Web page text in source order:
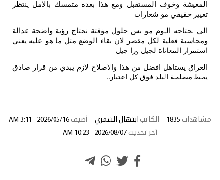
وخوف المستقبل ومع هذا بعده متمسك بالامل ينتظر
مو شعارات
اليوم مو بس حلول مؤقتة نحتاج رؤية واضحة عدالة
فعلية لكل مقصر لان بقاء الوضع مثل ما هو عليه يعني
لجيل ورا جيل
افضل من هذا والاصلاح لازم يبدي من قرار صادق
البلد فوق كل اعتبار..
1835 الكاتب ابتهال الشمري أضيف 2026/05/16 - 3:11 AM
2026/08/07 - 10:23 AM